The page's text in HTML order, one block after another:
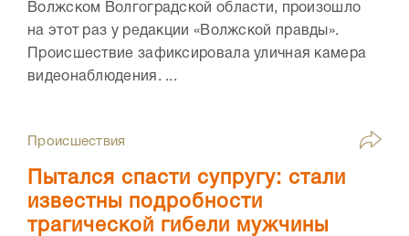
Волжском Волгоградской области, произошло
на этот раз у редакции «Волжской правды».
Происшествие зафиксировала уличная камера
видеонаблюдения. ...
Происшествия
Пытался спасти супругу: стали
известны подробности
трагической гибели мужчины